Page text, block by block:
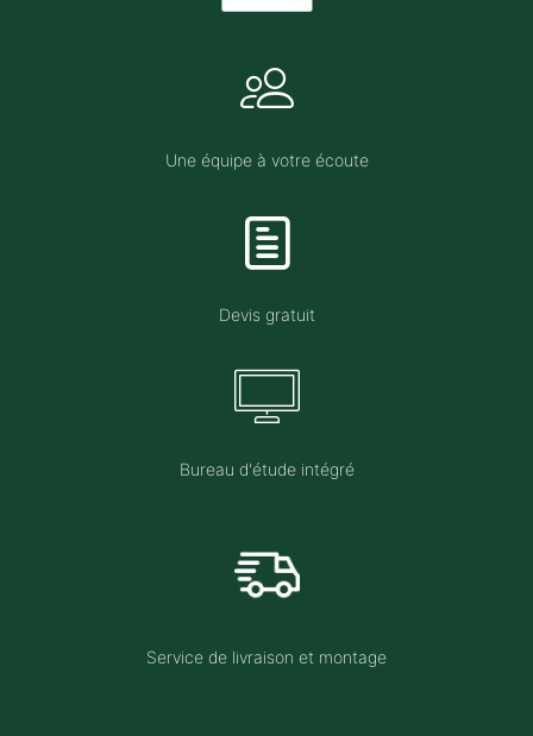
Une équipe à votre écoute
Devis gratuit
Bureau d'étude intégré
Service de livraison et montage